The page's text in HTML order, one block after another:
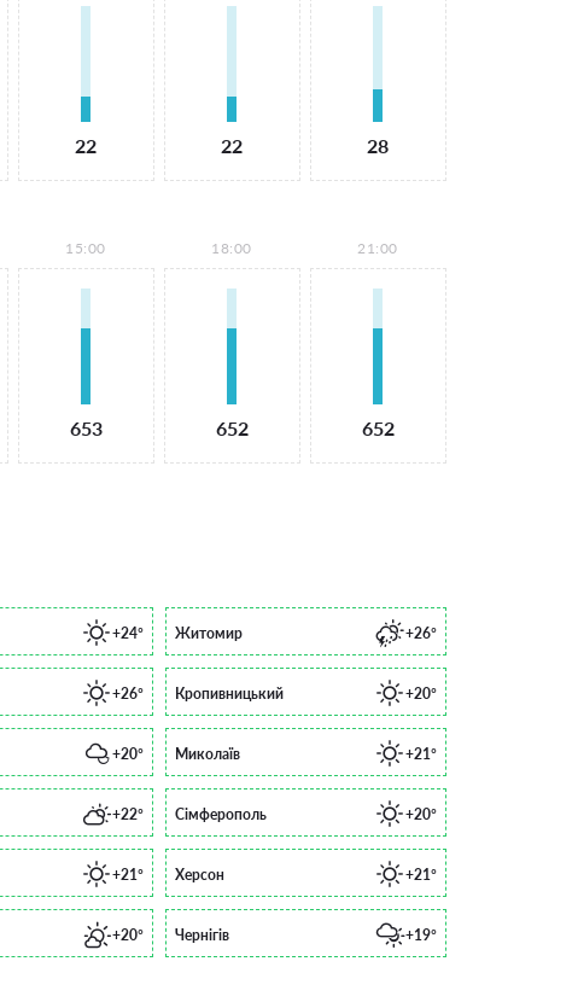
22 22 28
15:00
653
18:00
652
21:00
652
+24° Житомир +26°
+26° Кропивницький +20°
+20° Миколаїв +21°
+22° Сімферополь +20°
+21° Херсон +21°
+20° Чернігів +19°